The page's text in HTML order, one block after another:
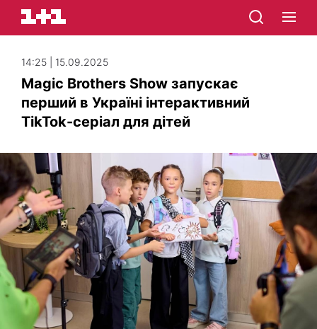
14:25 | 15.09.2025
Magic Brothers Show запускає
перший в Україні інтерактивний
TikTok-серіал для дітей